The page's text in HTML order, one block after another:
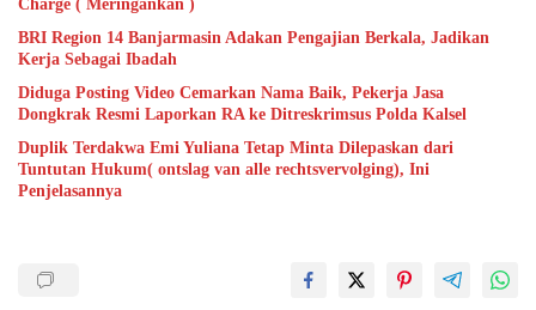
Charge ( Meringankan )
BRI Region 14 Banjarmasin Adakan Pengajian Berkala, Jadikan
Kerja Sebagai Ibadah
Diduga Posting Video Cemarkan Nama Baik, Pekerja Jasa
Dongkrak Resmi Laporkan RA ke Ditreskrimsus Polda Kalsel
Duplik Terdakwa Emi Yuliana Tetap Minta Dilepaskan dari
Tuntutan Hukum( ontslag van alle rechtsvervolging), Ini
Penjelasannya